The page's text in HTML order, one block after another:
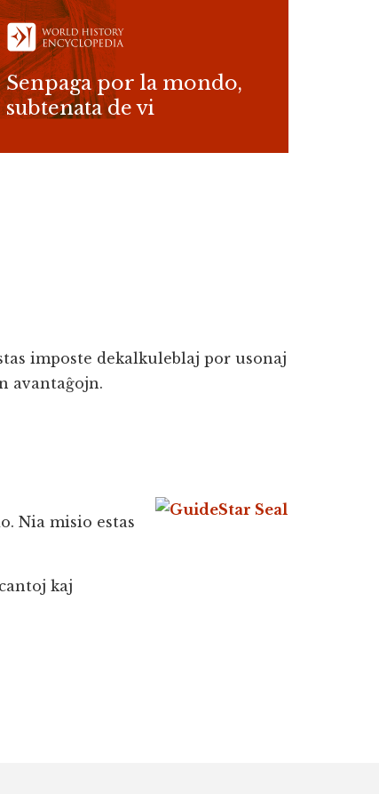
Senpaga por la mondo,
subtenata de vi
imposte dekalkuleblaj por usonaj
avantaĝojn.
Nia misio estas
kaj